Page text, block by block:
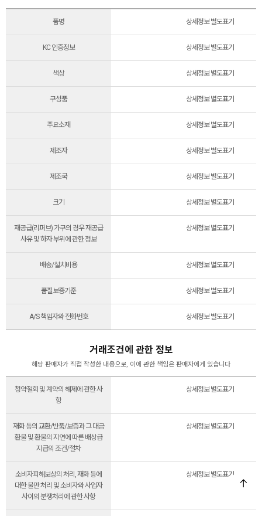
품명 상세정보 별도표기
KC 인증정보 상세정보 별도표기
색상 상세정보 별도표기
구성품 상세정보 별도표기
주요소재 상세정보 별도표기
제조자 상세정보 별도표기
제조국 상세정보 별도표기
크기 상세정보 별도표기
재공급(리퍼브) 가구의 경우 재공급
사유 및 하자 부위에 관한 정보
상세정보 별도표기
배송/설치비용 상세정보 별도표기
품질보증기준 상세정보 별도표기
A/S 책임자와 전화번호 상세정보 별도표기
거래조건에 관한 정보
해당 판매자가 직접 작성한 내용으로, 이에 관한 책임은 판매자에게 있습니다
청약철회 및 계약의 해제에 관한 사
항
상세정보 별도표기
재화 등의 교환/반품/보증과 그 대금
환불 및 환불의 지연에 따른 배상급
지급의 조건/절차
상세정보 별도표기
소비자피해보상의 처리, 재화 등에
대한 불만 처리 및 소비자와 사업자
사이의 분쟁처리에 관한 사항
상세정보 별도표기